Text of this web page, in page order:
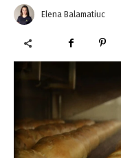
Elena Balamatiuc